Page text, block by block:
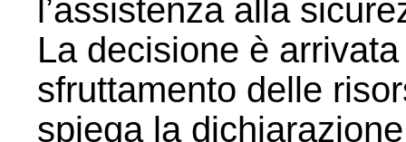
l’assistenza alla
La decisione è
sfruttamento delle
spiega la